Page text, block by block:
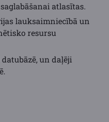
atlasītas.
lauksaimniecībā un
resursu
un daļēji